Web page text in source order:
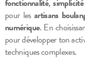
pour les artisans
numérique. En
pour développer ton
techniques complexes.